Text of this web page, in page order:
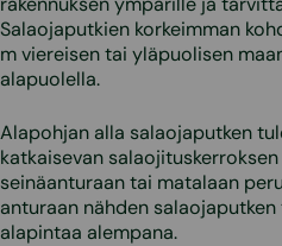
Salaojaputkien korkeimman
m viereisen tai yläpuolisen
alapuolella.
Alapohjan alla salaojaputken
katkaisevan
seinäanturaan tai matalaan
anturaan nähden
alapintaa alempana.